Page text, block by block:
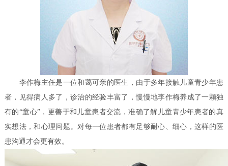
李作梅主任是一位和蔼可亲的医生，由于多年接触儿童青少年患
者，见得病人多了，诊治的经验丰富了，慢慢地李作梅养成了一颗独
有的“童心”，更善于和儿童患者交流，准确了解儿童青少年患者的真
实想法，和心理问题。对每一位患者都有足够耐心、细心，这样的医
患沟通才会更有效。